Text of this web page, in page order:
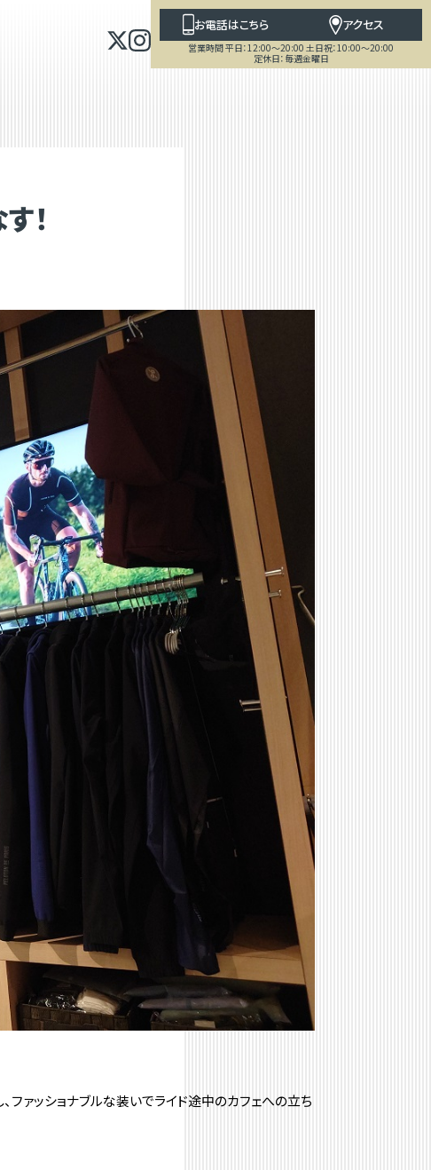
お電話はこちら アクセス
営業時間 平日：12:00～20:00 土日祝：10:00～20:00
定休日：毎週金曜日
！
ァッショナブルな装いでライド途中のカフェへの立ち